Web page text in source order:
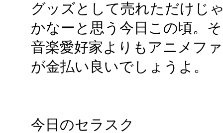
グッズとして売れただけじ
かなーと思う今日この頃。
音楽愛好家よりもアニメフ
が金払い良いでしょうよ。
今日のセラスク